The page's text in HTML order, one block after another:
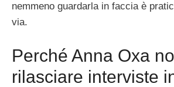
nemmeno guardarla in faccia è
via.
Perché Anna Oxa
rilasciare interviste